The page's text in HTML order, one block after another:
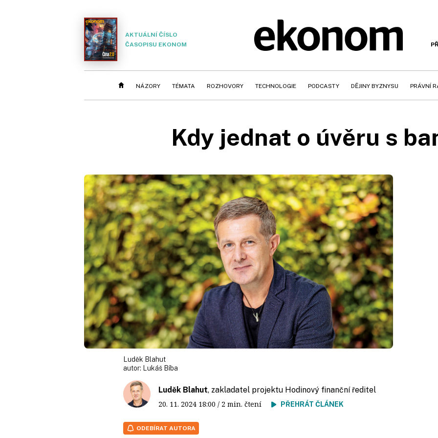
AKTUÁLNÍ ČÍSLO
ČASOPISU EKONOM
NÁZORY TÉMATA ROZHOVORY TECHNOLOGIE PODCASTY DĚJINY BYZNYSU PRÁVNÍ
Kdy jednat o úvěru s
Luděk Blahut
autor: Lukáš Bíba
Luděk Blahut, zakladatel projektu Hodinový finanční ředitel
20. 11. 2024 18:00 / 2 min. čtení PŘEHRÁT ČLÁNEK
ODEBÍRAT AUTORA